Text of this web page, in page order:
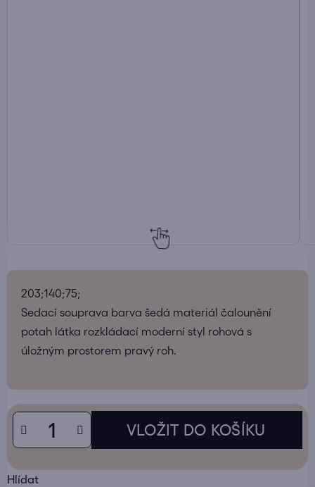
203;140;75;
Sedací souprava barva šedá materiál čalounění
potah látka rozkládací moderní styl rohová s
úložným prostorem pravý roh.
Hlídat